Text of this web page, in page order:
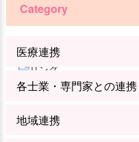
Category
医療連携
各士業・専門家との連携
地域連携